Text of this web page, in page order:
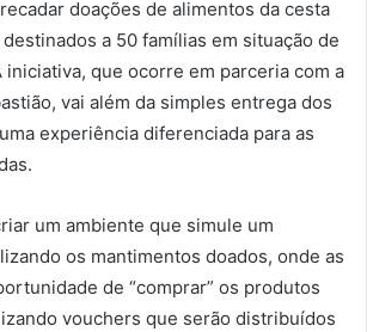
doações de alimentos da cesta
a 50 famílias em situação de
que ocorre em parceria com a
vai além da simples entrega dos
experiência diferenciada para as
um ambiente que simule um
os mantimentos doados, onde as
de “comprar” os produtos
vouchers que serão distribuídos